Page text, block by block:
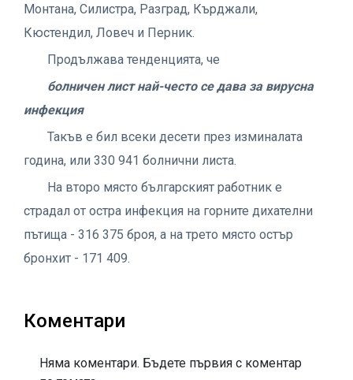
Монтана, Силистра, Разград, Кърджали,
Кюстендил, Ловеч и Перник.
Продължава тенденцията, че
болничен лист най-често се дава за вирусна
инфекция
Такъв е бил всеки десети през изминалата
година, или 330 941 болнични листа.
На второ място българският работник е
страдал от остра инфекция на горните дихателни
пътища - 316 375 броя, а на трето място остър
бронхит - 171 409.
Коментари
Няма коментари. Бъдете първия с коментар